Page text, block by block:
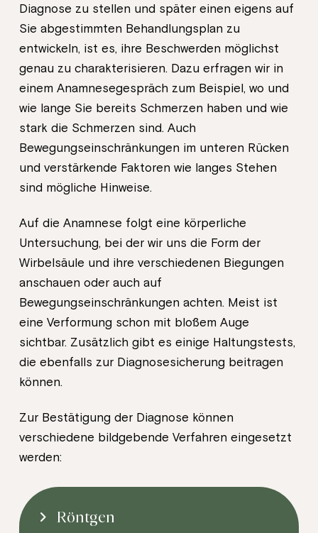
Diagnose zu stellen und später einen eigens auf
Sie abgestimmten Behandlungsplan zu
entwickeln, ist es, ihre Beschwerden möglichst
genau zu charakterisieren. Dazu erfragen wir in
einem Anamnesegespräch zum Beispiel, wo und
wie lange Sie bereits Schmerzen haben und wie
stark die Schmerzen sind. Auch
Bewegungseinschränkungen im unteren Rücken
und verstärkende Faktoren wie langes Stehen
sind mögliche Hinweise.
Auf die Anamnese folgt eine körperliche
Untersuchung, bei der wir uns die Form der
Wirbelsäule und ihre verschiedenen Biegungen
anschauen oder auch auf
Bewegungseinschränkungen achten. Meist ist
eine Verformung schon mit bloßem Auge
sichtbar. Zusätzlich gibt es einige Haltungstests,
die ebenfalls zur Diagnosesicherung beitragen
können.
Zur Bestätigung der Diagnose können
verschiedene bildgebende Verfahren eingesetzt
werden:
Röntgen